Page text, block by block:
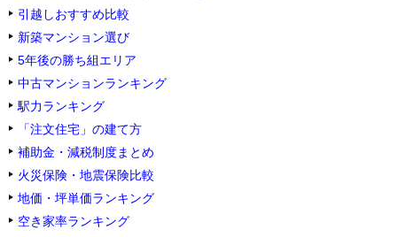
引越しおすすめ比較
新築マンション選び
5年後の勝ち組エリア
中古マンションランキング
駅力ランキング
「注文住宅」の建て方
補助金・減税制度まとめ
火災保険・地震保険比較
地価・坪単価ランキング
空き家率ランキング